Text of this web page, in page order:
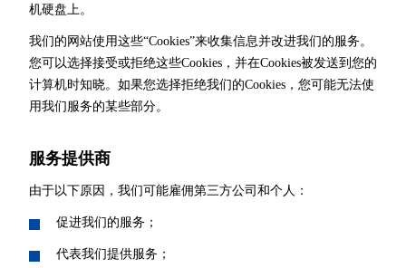
机硬盘上。
我们的网站使用这些“Cookies”来收集信息并改进我们的服务。
您可以选择接受或拒绝这些Cookies，并在Cookies被发送到您的
计算机时知晓。如果您选择拒绝我们的Cookies，您可能无法使
用我们服务的某些部分。
服务提供商
由于以下原因，我们可能雇佣第三方公司和个人：
促进我们的服务；
代表我们提供服务；